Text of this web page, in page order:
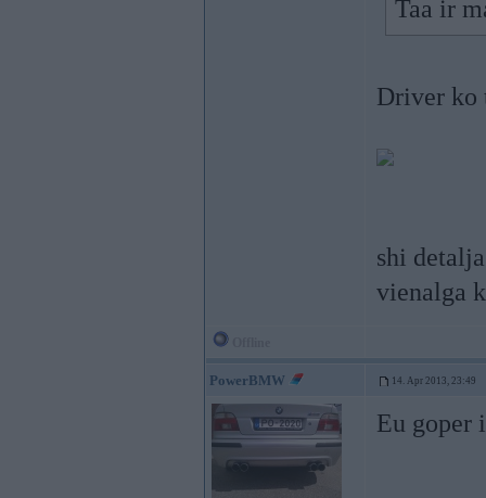
Taa ir
Driver ko
shi
vienalga
PowerBMW 14. Apr 2013, 23:49
Eu goper